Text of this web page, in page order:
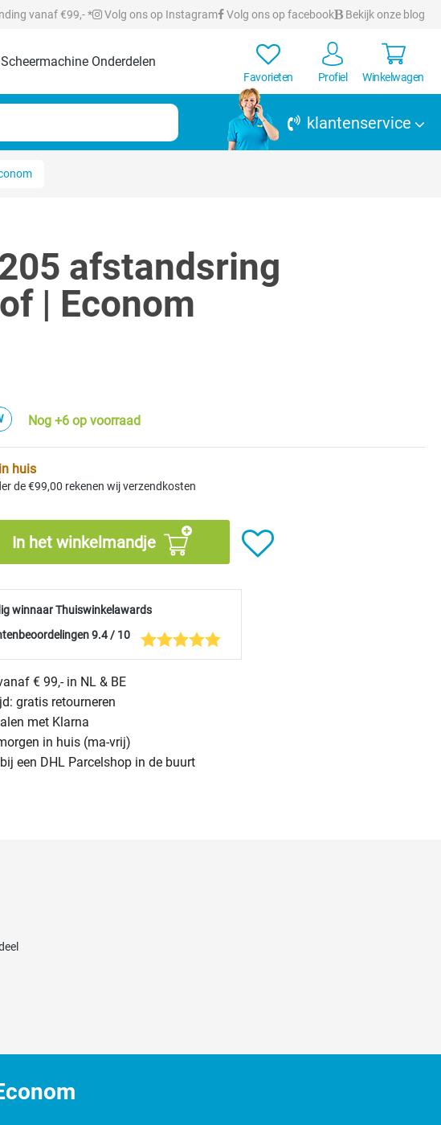
vanaf €99,- * Volg ons op Instagram Volg ons op facebook Bekijk onze blog
Scheermachine Onderdelen
Favorieten Profiel Winkelwagen
klantenservice
afstandsring
| Econom
Nog +6 op voorraad
huis
de €99,00 rekenen wij verzendkosten
In het winkelmandje
winnaar Thuiswinkelawards
9.4 / 10
€ 99,- in NL & BE
gratis retourneren
met Klarna
in huis (ma-vrij)
een DHL Parcelshop in de buurt